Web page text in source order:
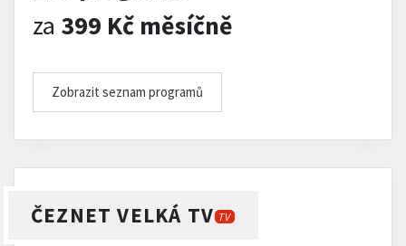
za 399 Kč měsíčně
Zobrazit seznam programů
ČEZNET VELKÁ TV TV